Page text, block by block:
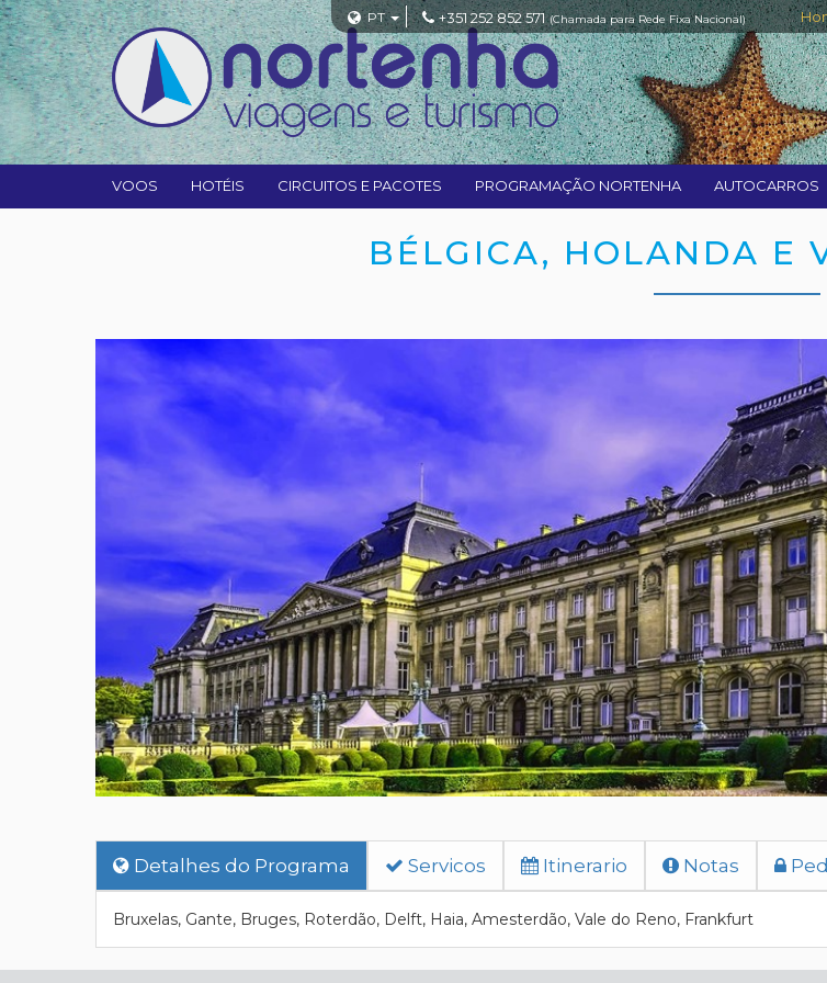
PT +351 252 852 571 (Chamada para Rede Fixa Nacional)
VOOS HOTÉIS CIRCUITOS E PACOTES PROGRAMAÇÃO NORTENHA AUTOCARROS
BÉLGICA, HOLANDA E
Detalhes do Programa Servicos Itinerario Notas
Bruxelas, Gante, Bruges, Roterdão, Delft, Haia, Amesterdão, Vale do Reno, Frankfurt